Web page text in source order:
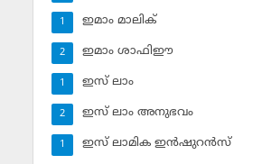
ഇമാം മാലിക്
1
ഇമാം ശാഫിഈ
2
ഇസ് ലാം
1
ഇസ് ലാം അനുഭവം
2
ഇസ് ലാമിക ഇന്‍ഷുറന്‍സ്‌
1